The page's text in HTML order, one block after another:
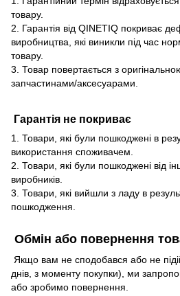
товару.
2. Гарантія від QINETIQ покриває
виробництва, які виникли під час
товару.
3. Товар повертається з
запчастинами/аксесуарами.
Гарантія не покриває
1. Товари, які були пошкоджені в
використання споживачем.
2. Товари, які були пошкоджені від
виробників.
3. Товари, які вийшли з ладу в
пошкодження.
Обмін або повернення
Якщо вам не сподобався або не
днів, з моменту покупки), ми
або зробимо повернення.